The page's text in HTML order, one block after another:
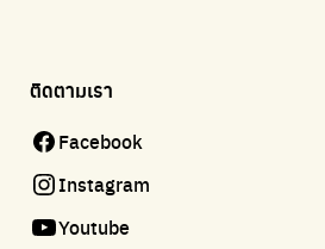
ติดตามเรา
Facebook
Instagram
Youtube